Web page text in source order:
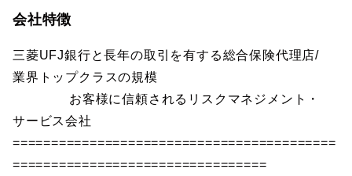
会社特徴
三菱UFJ銀行と長年の取引を有する総合保険代理店/
業界トップクラスの規模
お客様に信頼されるリスクマネジメント・
サービス会社
==========================================
=================================